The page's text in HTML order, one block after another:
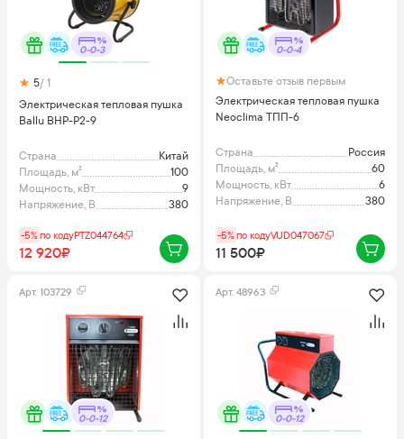
0-0-3
5/ 1
Электрическая тепловая пушка
Ballu BHP-P2-9
Страна
Китай
Площадь, м²
100
Мощность, кВт
9
Напряжение, В
380
-5%по кодуPTZ044764
12 920₽
0-0-4
Оставьте отзыв первым
Электрическая тепловая пушка
Neoclima ТПП-6
Страна
Россия
Площадь, м²
60
Мощность, кВт
6
Напряжение, В
380
-5%по кодуVUD047067
11 500₽
Арт. 103729
0-0-12
Арт. 48963
0-0-12